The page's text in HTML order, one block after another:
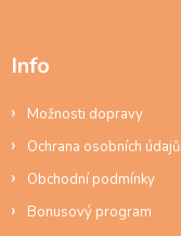
Info
Možnosti dopravy
Ochrana osobních údajů
Obchodní podmínky
Bonusový program